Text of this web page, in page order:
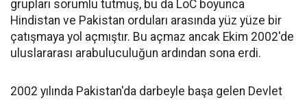
grupları sorumlu tutmuş, bu da LoC boyunca
Hindistan ve Pakistan orduları arasında yüz yüze bir
çatışmaya yol açmıştır. Bu açmaz ancak Ekim 2002'de
uluslararası arabuluculuğun ardından sona erdi.
2002 yılında Pakistan'da darbeyle başa gelen Devlet